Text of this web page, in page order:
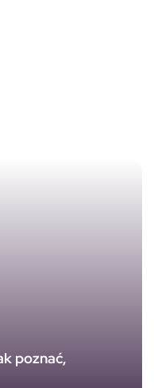
poznać,